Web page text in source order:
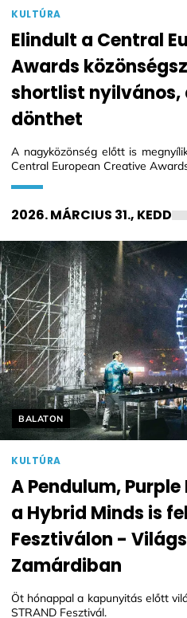
KULTÚRA
Elindult a Central
Awards
shortlist nyilvános,
dönthet
A nagyközönség előtt is
Central European Creative
2026. MÁRCIUS 31., KEDD
Helyszín címkék:
BALATON
KULTÚRA
A Pendulum,
a Hybrid Minds is
Fesztiválon -
Zamárdiban
Öt hónappal a kapunyitás előtt
STRAND Fesztivál.